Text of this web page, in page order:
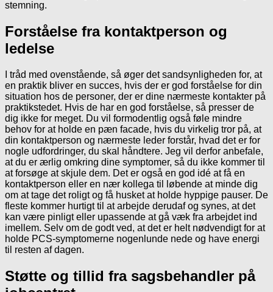
stemning.
Forståelse fra kontaktperson og
ledelse
I tråd med ovenstående, så øger det sandsynligheden for, at
en praktik bliver en succes, hvis der er god forståelse for din
situation hos de personer, der er dine nærmeste kontakter på
praktikstedet. Hvis de har en god forståelse, så presser de
dig ikke for meget. Du vil formodentlig også føle mindre
behov for at holde en pæn facade, hvis du virkelig tror på, at
din kontaktperson og nærmeste leder forstår, hvad det er for
nogle udfordringer, du skal håndtere. Jeg vil derfor anbefale,
at du er ærlig omkring dine symptomer, så du ikke kommer til
at forsøge at skjule dem. Det er også en god idé at få en
kontaktperson eller en nær kollega til løbende at minde dig
om at tage det roligt og få husket at holde hyppige pauser. De
fleste kommer hurtigt til at arbejde derudaf og synes, at det
kan være pinligt eller upassende at gå væk fra arbejdet ind
imellem. Selv om de godt ved, at det er helt nødvendigt for at
holde PCS-symptomerne nogenlunde nede og have energi
til resten af dagen.
Støtte og tillid fra sagsbehandler på